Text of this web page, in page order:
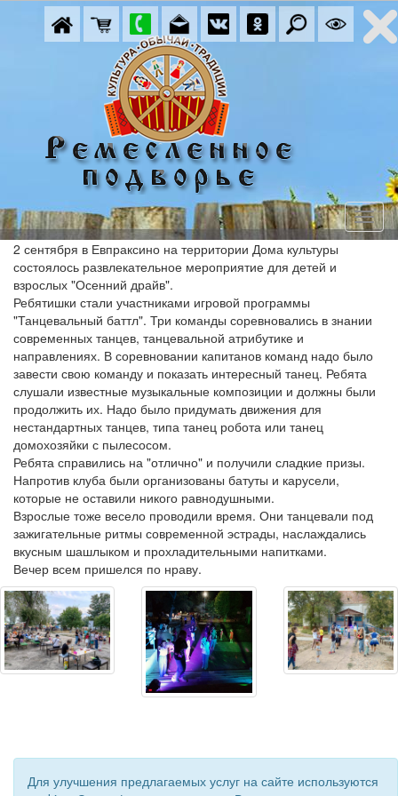
2 сентября в Евпраксино на территории Дома культуры
состоялось развлекательное мероприятие для детей и
взрослых "Осенний драйв".
Ребятишки стали участниками игровой программы
"Танцевальный баттл". Три команды соревновались в знании
современных танцев, танцевальной атрибутике и
направлениях. В соревновании капитанов команд надо было
завести свою команду и показать интересный танец. Ребята
слушали известные музыкальные композиции и должны были
продолжить их. Надо было придумать движения для
нестандартных танцев, типа танец робота или танец
домохозяйки с пылесосом.
Ребята справились на "отлично" и получили сладкие призы.
Напротив клуба были организованы батуты и карусели,
которые не оставили никого равнодушными.
Взрослые тоже весело проводили время. Они танцевали под
зажигательные ритмы современной эстрады, наслаждались
вкусным шашлыком и прохладительными напитками.
Вечер всем пришелся по нраву.
Для улучшения предлагаемых услуг на сайте используются